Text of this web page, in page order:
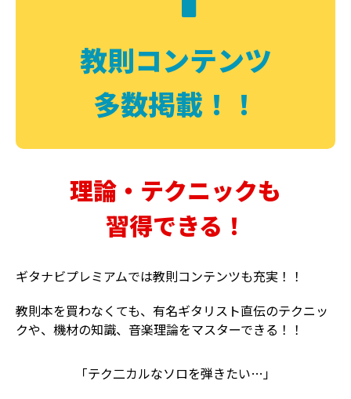
教則コンテンツ
多数掲載！！
理論・テクニックも
習得できる！
ギタナビプレミアムでは教則コンテンツも充実！！
教則本を買わなくても、有名ギタリスト直伝のテクニッ
クや、機材の知識、音楽理論をマスターできる！！
「テク二カルなソロを弾きたい…」